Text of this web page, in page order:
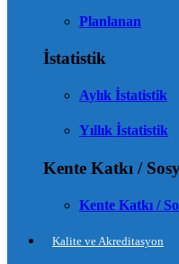
Planlanan
İstatistik
Aylık İstatistik
Yıllık İstatistik
Kente Katkı /
Kente Katkı /
Kalite ve Akreditasyon